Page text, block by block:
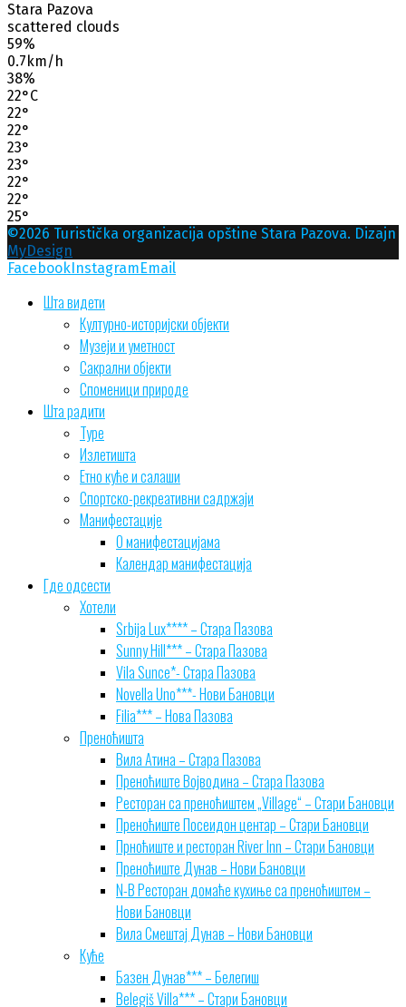
Stara Pazova
scattered clouds
59%
0.7km/h
38%
22°C
22°
22°
23°
23°
22°
22°
25°
©2026 Turistička organizacija opštine Stara Pazova. Dizajn
MyDesign
Facebook Instagram Email
Шта видети
Културно-историјски објекти
Музеји и уметност
Сакрални објекти
Споменици природе
Шта радити
Туре
Излетишта
Етно куће и салаши
Спортско-рекреативни садржаји
Манифестације
О манифестацијама
Календар манифестација
Где одсести
Хотели
Srbija Lux**** – Стара Пазова
Sunny Hill*** – Стара Пазова
Vila Sunce*- Стара Пазова
Novella Uno***- Нови Бановци
Filia*** – Нова Пазова
Преноћишта
Вила Атина – Стара Пазова
Преноћиште Војводина – Стара Пазова
Ресторан са преноћиштем „Village“ – Стари Бановци
Преноћиште Посеидон центар – Стари Бановци
Прноћиште и ресторан River Inn – Стари Бановци
Преноћиште Дунав – Нови Бановци
N-B Ресторан домаће кухиње са преноћиштем –
Нови Бановци
Вила Смештај Дунав – Нови Бановци
Куће
Базен Дунав*** – Белегиш
Belegiš Villa*** – Стари Бановци